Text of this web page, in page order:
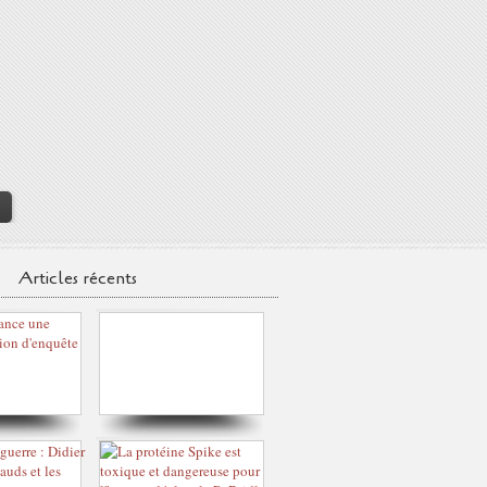
Articles récents